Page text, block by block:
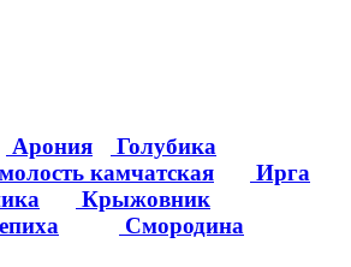
Арония
Голубика
камчатская
Ирга
Крыжовник
Смородина